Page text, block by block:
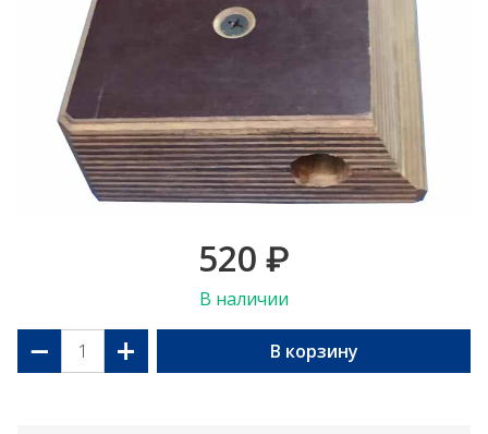
520 ₽
В наличии
− + В корзину